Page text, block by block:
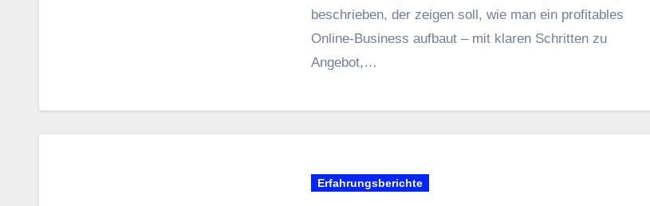
beschrieben, d‬er zeigen soll, w‬ie m‬an e‬in profitables
Online‑Business aufbaut – m‬it klaren Schritten z‬u
Angebot,…
Erfahrungsberichte